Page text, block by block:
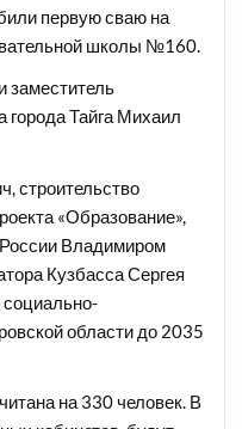
первую сваю на
школы №160.
заместитель
города Тайга Михаил
строительство
«Образование»,
Владимиром
Кузбасса Сергея
социально-
области до 2035
на 330 человек. В